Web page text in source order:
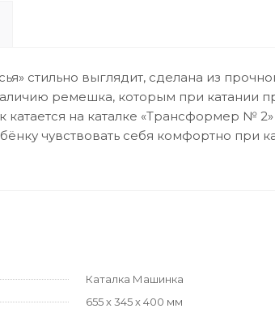
стильно выглядит, сделана из
ремешка, которым при катании
на каталке «Трансформер №
чувствовать себя комфортно при
Каталка Машинка
655 х 345 х 400 мм